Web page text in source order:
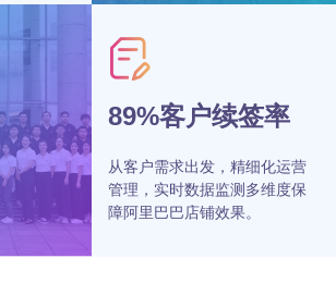
89%客户续签率
从客户需求出发，精细化运营
管理，实时数据监测多维度保
障阿里巴巴店铺效果。